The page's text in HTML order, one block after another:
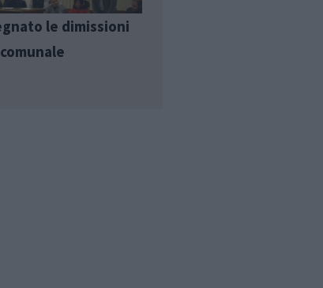
le dimissioni